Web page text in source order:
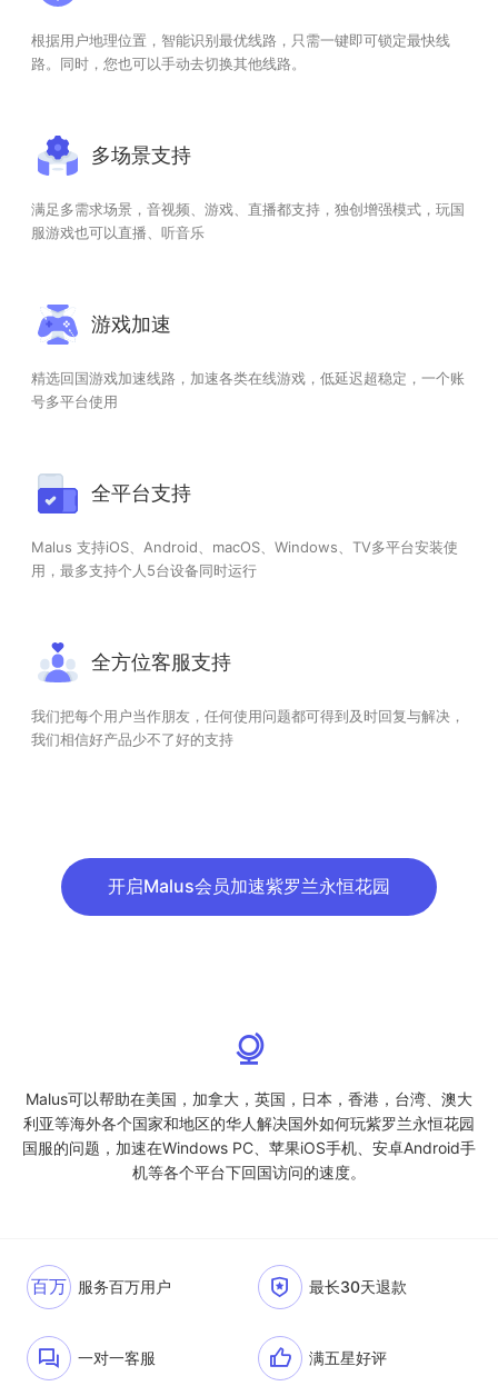
根据用户地理位置，智能识别最优线路，只需一键即可锁定最快线
路。同时，您也可以手动去切换其他线路。
多场景支持
满足多需求场景，音视频、游戏、直播都支持，独创增强模式，玩国
服游戏也可以直播、听音乐
游戏加速
精选回国游戏加速线路，加速各类在线游戏，低延迟超稳定，一个账
号多平台使用
全平台支持
Malus 支持iOS、Android、macOS、Windows、TV多平台安装使
用，最多支持个人5台设备同时运行
全方位客服支持
我们把每个用户当作朋友，任何使用问题都可得到及时回复与解决，
我们相信好产品少不了好的支持
开启Malus会员加速紫罗兰永恒花园
Malus可以帮助在美国，加拿大，英国，日本，香港，台湾、澳大
利亚等海外各个国家和地区的华人解决国外如何玩紫罗兰永恒花园
国服的问题，加速在Windows PC、苹果iOS手机、安卓Android手
机等各个平台下回国访问的速度。
百万 服务百万用户 最长30天退款
一对一客服 满五星好评